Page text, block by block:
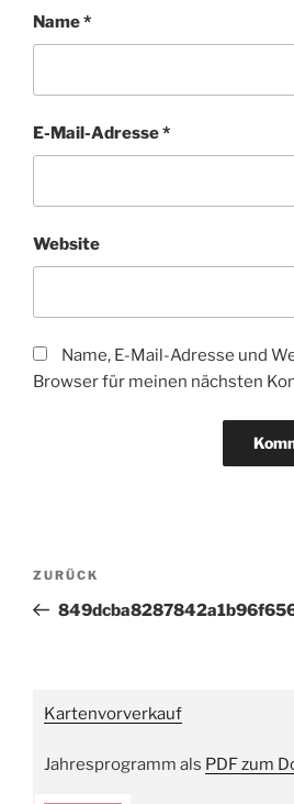
Name*
E-Mail-Adresse*
Website
Name, E-Mail-Adresse und
Browser für meinen nächsten
Beitragsnavigation
Vorheriger
Beitrag
ZURÜCK
Kartenvorverkauf
Jahresprogramm als PDF zum